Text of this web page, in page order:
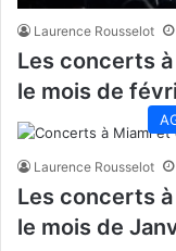
Laurence Rousselot
Les concerts
le mois de
Laurence Rousselot
Les concerts
le mois de